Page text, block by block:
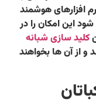
افزارهای هوشمند
این امکان را در
کلید سازی شبانه
و از آن ها بخواهند